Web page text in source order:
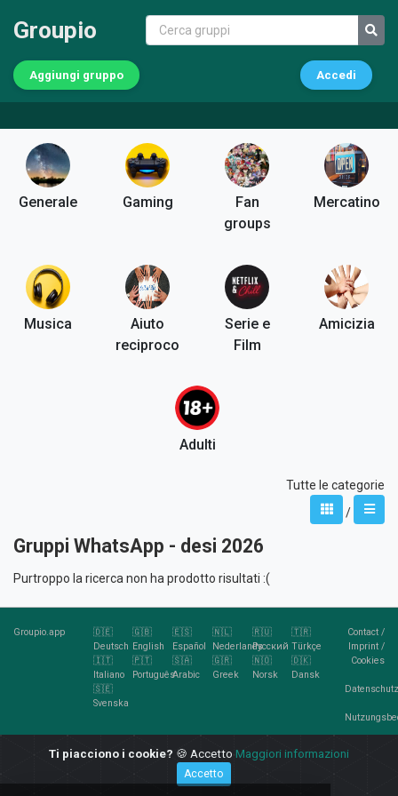
Groupio
Aggiungi gruppo Accedi
Generale Gaming
Fan
groups
Mercatino
Musica
Aiuto
reciproco
Serie e
Film
Amicizia
Adulti
Tutte le categorie
/
Gruppi WhatsApp - desi 2026
Purtroppo la ricerca non ha prodotto risultati :(
Groupio.app
🇩🇪
Deutsch
🇬🇧
English
🇪🇸
Español
🇳🇱
Nederlands
🇷🇺
Русский
🇹🇷
Türkçe
🇮🇹
Italiano
🇵🇹
Português
🇸🇦
Arabic
🇬🇷
Greek
🇳🇴
Norsk
🇩🇰
Dansk
🇸🇪
Svenska
Contact/
Imprint/
Cookies
Ti piacciono i cookie? 🍪 Accetto Maggiori informazioni
Accetto